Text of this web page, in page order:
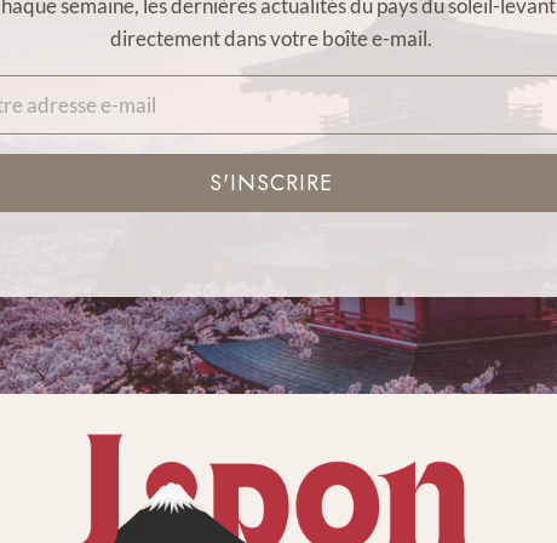
semaine, les dernières actualités du pays du soleil-levant
directement dans votre boîte e-mail.
S'INSCRIRE